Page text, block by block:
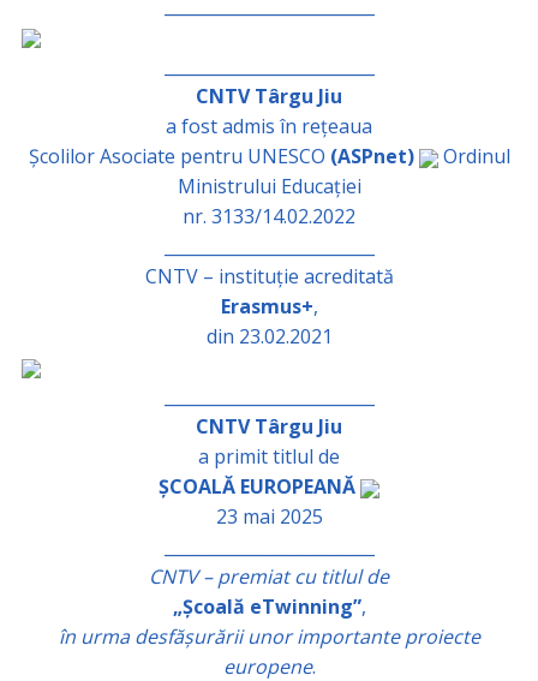
CNTV Târgu Jiu
a fost admis în rețeaua
Școlilor Asociate pentru UNESCO (ASPnet)
Ordinul
Ministrului Educației
nr. 3133/14.02.2022
CNTV – instituție acreditată
Erasmus+,
din 23.02.2021
CNTV Târgu Jiu
a primit titlul de
ȘCOALĂ EUROPEANĂ
23 mai 2025
CNTV – premiat cu titlul de
„Școală eTwinning”,
în urma desfășurării unor importante proiecte
europene.